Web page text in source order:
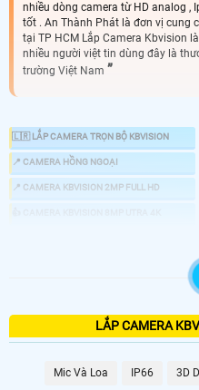
nhiều dòng camera từ HD analog ,
tốt . An Thành Phát là đơn vị cung
tại TP HCM Lắp Camera Kbvision
nhiều người việt tin dùng đây là
trường Việt Nam
🇱🇷 LẮP CAMERA TRỌN BỘ KBVISION
📍 CAMERA HỒNG NGOẠI
📍 CAMERA KBVISION 2MP FULL HD
LẮP CAMERA
Mic Và Loa IP66 3D